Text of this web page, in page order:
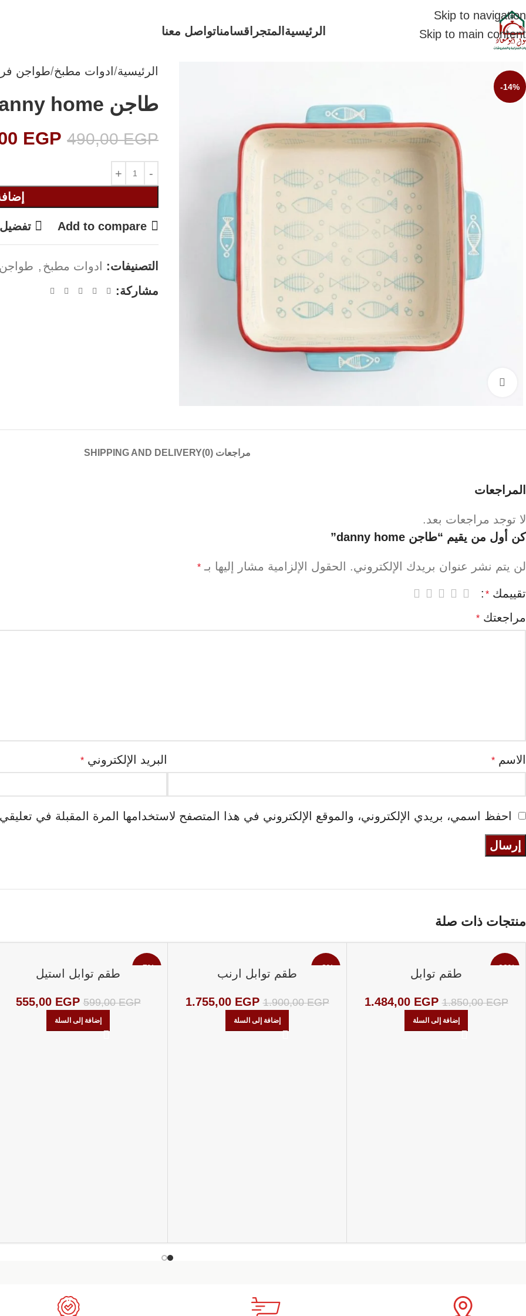
Skip to navigation
Skip to main content
الرئيسية المتجر اقسامناتواصل معنا
-14%
الرئيسية ادوات مطبخ طواجن
طاجن danny home
490,00EGP
EGP
Add to compare
التصنيفات: ادوات مطبخ ,
مشاركة:
مراجعات (0) SHIPPING AND DELIVERY
المراجعات
لا توجد مراجعات بعد.
كن أول من يقيم “طاجن danny home”
لن يتم نشر عنوان بريدك الإلكتروني. الحقول الإلزامية مشار إليها بـ *
تقييمك *
مراجعتك *
الاسم * البريد الإلكتروني *
احفظ اسمي، بريدي الإلكتروني، والموقع الإلكتروني في هذا المتصفح لاستخدامها المرة المقبلة في
منتجات ذات صلة
-20% طقم توابل
1.850,00EGP
1.484,00 EGP
إضافة إلى السلة
-8% طقم توابل ارنب
1.900,00EGP
1.755,00 EGP
إضافة إلى السلة
-7% طقم توابل استيل
599,00EGP
555,00 EGP
إضافة إلى السلة